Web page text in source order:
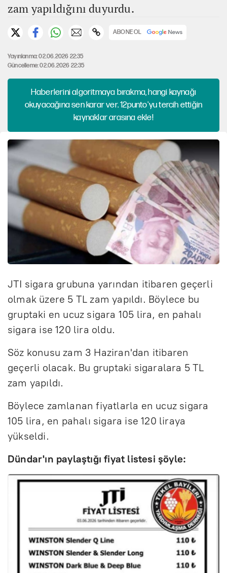
zam yapıldığını duyurdu.
ABONE OL
Yayınlanma: 02.06.2026 22:35
Güncelleme: 02.06.2026 22:35
Haberlerini algoritmaya bırakma, hangi kaynağı
okuyacağına sen karar ver. 12punto'yu tercih ettiğin
kaynaklar arasına ekle!
JTI sigara grubuna yarından itibaren geçerli
olmak üzere 5 TL zam yapıldı. Böylece bu
gruptaki en ucuz sigara 105 lira, en pahalı
sigara ise 120 lira oldu.
Söz konusu zam 3 Haziran'dan itibaren
geçerli olacak. Bu gruptaki sigaralara 5 TL
zam yapıldı.
Böylece zamlanan fiyatlarla en ucuz sigara
105 lira, en pahalı sigara ise 120 liraya
yükseldi.
Dündar'ın paylaştığı fiyat listesi şöyle: